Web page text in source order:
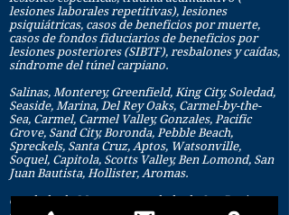
lesiones laborales repetitivas), lesiones
psiquiátricas, casos de beneficios por muerte,
casos de fondos fiduciarios de beneficios por
lesiones posteriores (SIBTF), resbalones y caídas,
síndrome del túnel carpiano.
Salinas, Monterey, Greenfield, King City, Soledad,
Seaside, Marina, Del Rey Oaks, Carmel-by-the-
Sea, Carmel, Carmel Valley, Gonzales, Pacific
Grove, Sand City, Boronda, Pebble Beach,
Spreckels, Santa Cruz, Aptos, Watsonville,
Soquel, Capitola, Scotts Valley, Ben Lomond, San
Juan Bautista, Hollister, Aromas.
condado de Monterey, condado de San Benito y